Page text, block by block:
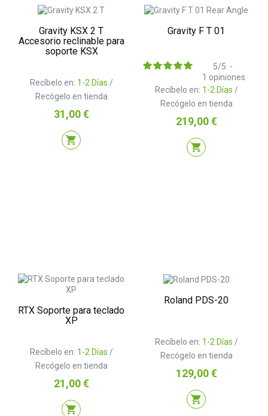
Gravity KSX 2 T
Accesorio reclinable para
soporte KSX
Recíbelo en: 1-2 Días /
Recógelo en tienda
Precio
31,00 €
shopping_cart
Gravity F T 01
Recíbelo en: 1-2 Días /
Recógelo en tienda
5/5 -
1 opiniones
Precio
219,00 €
shopping_cart
RTX Soporte para teclado
XP
Recíbelo en: 1-2 Días /
Recógelo en tienda
Precio
21,00 €
shopping_cart
Roland PDS-20
Recíbelo en: 1-2 Días /
Recógelo en tienda
Precio
129,00 €
shopping_cart